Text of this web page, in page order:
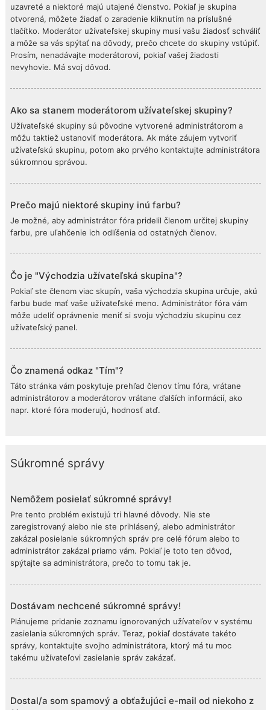
uzavreté a niektoré majú utajené členstvo. Pokiaľ je skupina
otvorená, môžete žiadať o zaradenie kliknutím na príslušné
tlačítko. Moderátor užívateľskej skupiny musí vašu žiadosť schváliť
a môže sa vás spýtať na dôvody, prečo chcete do skupiny vstúpiť.
Prosím, nenadávajte moderátorovi, pokiaľ vašej žiadosti
nevyhovie. Má svoj dôvod.
Ako sa stanem moderátorom užívateľskej skupiny?
Užívateľské skupiny sú pôvodne vytvorené administrátorom a
môžu taktiež ustanoviť moderátora. Ak máte záujem vytvoriť
užívateľskú skupinu, potom ako prvého kontaktujte administrátora
súkromnou správou.
Prečo majú niektoré skupiny inú farbu?
Je možné, aby administrátor fóra pridelil členom určitej skupiny
farbu, pre uľahčenie ich odlíšenia od ostatných členov.
Čo je "Východzia užívateľská skupina"?
Pokiaľ ste členom viac skupín, vaša východzia skupina určuje, akú
farbu bude mať vaše užívateľské meno. Administrátor fóra vám
môže udeliť oprávnenie meniť si svoju východziu skupinu cez
užívateľský panel.
Čo znamená odkaz "Tím"?
Táto stránka vám poskytuje prehľad členov tímu fóra, vrátane
administrátorov a moderátorov vrátane ďalších informácií, ako
napr. ktoré fóra moderujú, hodnosť atď.
Súkromné správy
Nemôžem posielať súkromné správy!
Pre tento problém existujú tri hlavné dôvody. Nie ste
zaregistrovaný alebo nie ste prihlásený, alebo administrátor
zakázal posielanie súkromných správ pre celé fórum alebo to
administrátor zakázal priamo vám. Pokiaľ je toto ten dôvod,
spýtajte sa administrátora, prečo to tomu tak je.
Dostávam nechcené súkromné správy!
Plánujeme pridanie zoznamu ignorovaných užívateľov v systému
zasielania súkromných správ. Teraz, pokiaľ dostávate takéto
správy, kontaktujte svojho administrátora, ktorý má tu moc
takému užívateľovi zasielanie správ zakázať.
Dostal/a som spamový a obťažujúci e-mail od niekoho z